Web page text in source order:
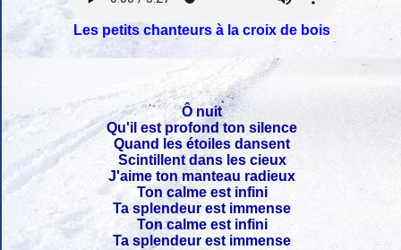
Les petits chanteurs à la croix de bois
Ô nuit
Qu'il est profond ton silence
Quand les étoiles dansent
Scintillent dans les cieux
J'aime ton manteau radieux
Ton calme est infini
Ta splendeur est immense
Ton calme est infini
Ta splendeur est immense